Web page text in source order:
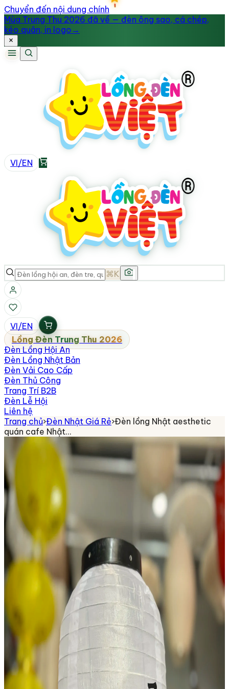
Chuyển đến nội dung chính
Mùa Trung Thu 2026 đã về — đèn ông sao, cá chép,
kéo quân, in logo →
VI/EN
⌘K
VI/EN
Lồng Đèn Trung Thu 2026
Đèn Lồng Hội An
Đèn Lồng Nhật Bản
Đèn Vải Cao Cấp
Đèn Thủ Công
Trang Trí B2B
Đèn Lễ Hội
Liên hệ
Trang chủ›Đèn Nhật Giá Rẻ›Đèn lồng Nhật aesthetic
quán cafe Nhật…